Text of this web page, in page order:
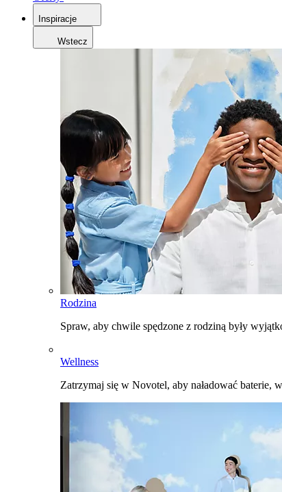
Inspiracje
Wstecz
Rodzina
Spraw, aby chwile spędzone z rodziną były
Wellness
Zatrzymaj się w Novotel, aby naładować baterie,